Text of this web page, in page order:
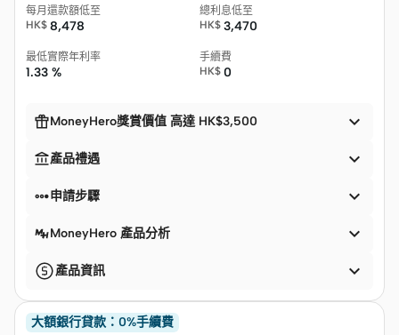
每月還款額低至
HK$ 8,478
總利息低至
HK$ 3,470
最低實際年利率
1.33 %
手續費
HK$ 0
MoneyHero獎賞價值 高達 HK$3,500 
產品禮遇 
申請步驟 
MoneyHero 產品分析 
產品資訊 
大額銀行貸款：0%手續費